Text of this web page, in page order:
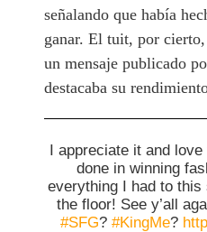
señalando que había
ganar. El tuit, por
un mensaje publicado
destacaba su
I appreciate it and
done in winning
everything I had to
the floor! See y’all
#SFG? #KingMe?